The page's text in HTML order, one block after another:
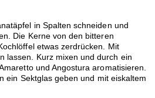
in Spalten schneiden und
Die Kerne von den bitteren
etwas zerdrücken. Mit
lassen. Kurz mixen und durch ein
und Angostura aromatisieren.
ein Sektglas geben und mit eiskaltem